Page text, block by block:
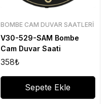
BOMBE CAM DUVAR SAATLERI
V30-529-SAM Bombe
Cam Duvar Saati
358₺
Sepete Ekle